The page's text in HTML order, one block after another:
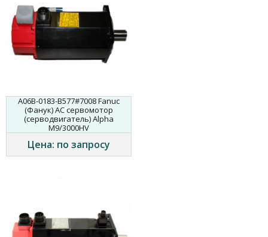
A06B-0183-B577#7008 Fanuc
(Фанук) AC сервомотор
(серводвигатель) Alpha
M9/3000HV
Цена: по запросу